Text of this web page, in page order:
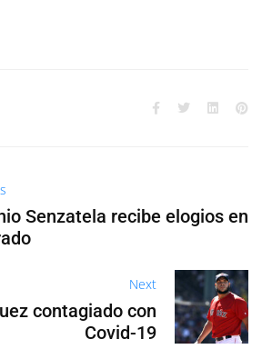
Senzatela recibe elogios en
Next
contagiado con
Covid-19